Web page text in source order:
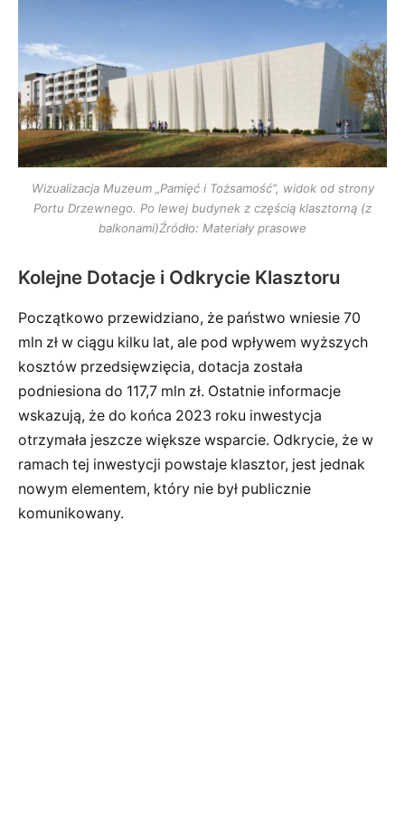
Wizualizacja Muzeum „Pamięć i Tożsamość”, widok od strony
Portu Drzewnego. Po lewej budynek z częścią klasztorną (z
balkonami)Źródło: Materiały prasowe
Kolejne Dotacje i Odkrycie Klasztoru
Początkowo przewidziano, że państwo wniesie 70
mln zł w ciągu kilku lat, ale pod wpływem wyższych
kosztów przedsięwzięcia, dotacja została
podniesiona do 117,7 mln zł. Ostatnie informacje
wskazują, że do końca 2023 roku inwestycja
otrzymała jeszcze większe wsparcie. Odkrycie, że w
ramach tej inwestycji powstaje klasztor, jest jednak
nowym elementem, który nie był publicznie
komunikowany.